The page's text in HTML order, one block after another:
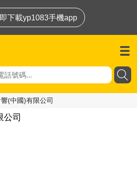
下載yp1083手機app
(中國)有限公司
公司